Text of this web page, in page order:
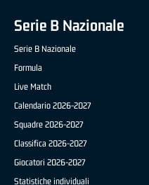
Serie B Nazionale
Serie B Nazionale
Formula
Live Match
Calendario 2026-2027
Squadre 2026-2027
Classifica 2026-2027
Giocatori 2026-2027
Statistiche individuali